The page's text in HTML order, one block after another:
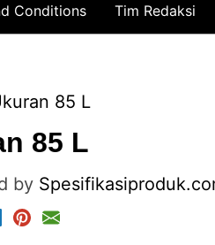
Conditions Tim Redaksi
85 L
85 L
by